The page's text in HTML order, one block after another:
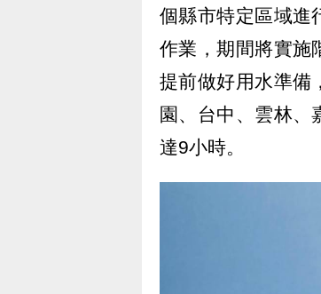
個縣市特定區域進
作業，期間將實施
提前做好用水準備
園、台中、雲林、
達9小時。